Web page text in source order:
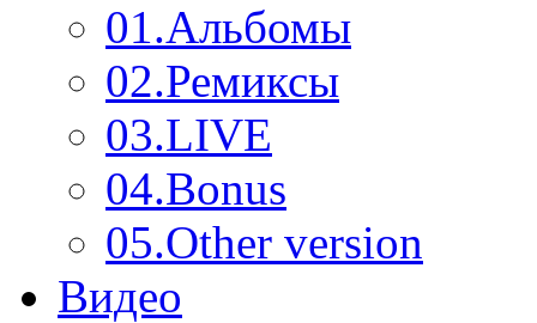
01.Альбомы
02.Ремиксы
03.LIVE
04.Bonus
05.Other version
Видео